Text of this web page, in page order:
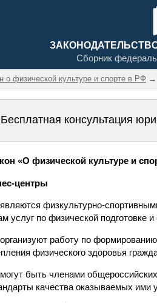
Сборник
о физической культуре и спорте в РФ →
Бесплатная консультация
«О физической культуре и
центры
физкультурно-
услуг по физической подготовке
работу по
физического здоровья
быть членами
качества оказываемых ими